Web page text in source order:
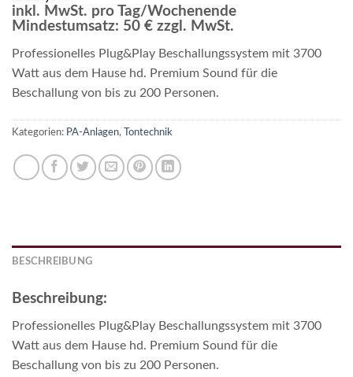
inkl. MwSt. pro Tag/Wochenende
Mindestumsatz: 50 € zzgl. MwSt.
Professionelles Plug&Play Beschallungssystem mit 3700
Watt aus dem Hause hd. Premium Sound für die
Beschallung von bis zu 200 Personen.
Kategorien: PA-Anlagen, Tontechnik
BESCHREIBUNG
Beschreibung:
Professionelles Plug&Play Beschallungssystem mit 3700
Watt aus dem Hause hd. Premium Sound für die
Beschallung von bis zu 200 Personen.